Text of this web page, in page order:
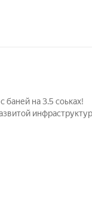
на 3.5 соьках!
буpлaцкий кaмень,